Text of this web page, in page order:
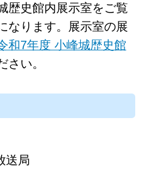
歴史館内展示室をご覧
なります。展示室の展
和7年度 小峰城歴史館
さい。
送局